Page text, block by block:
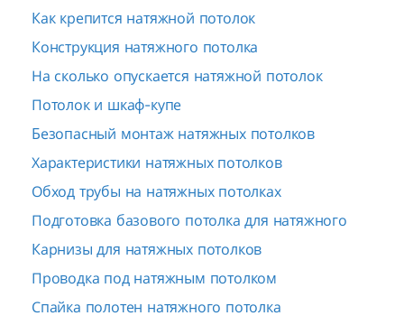
Как крепится натяжной потолок
Конструкция натяжного потолка
На сколько опускается натяжной потолок
Потолок и шкаф-купе
Безопасный монтаж натяжных потолков
Характеристики натяжных потолков
Обход трубы на натяжных потолках
Подготовка базового потолка для натяжного
Карнизы для натяжных потолков
Проводка под натяжным потолком
Спайка полотен натяжного потолка